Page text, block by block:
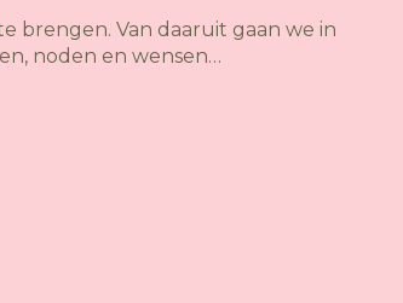
brengen. Van daaruit gaan we in
noden en wensen…